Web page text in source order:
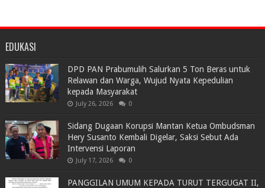
EDUKASI
DPD PAN Prabumulih Salurkan 5 Ton Beras untuk
Relawan dan Warga, Wujud Nyata Kepedulian
kepada Masyarakat
July 26, 2026 0
Sidang Dugaan Korupsi Mantan Ketua Ombudsman
Hery Susanto Kembali Digelar, Saksi Sebut Ada
Intervensi Laporan
July 17, 2026 0
PANGGILAN UMUM KEPADA TURUT TERGUGAT II,